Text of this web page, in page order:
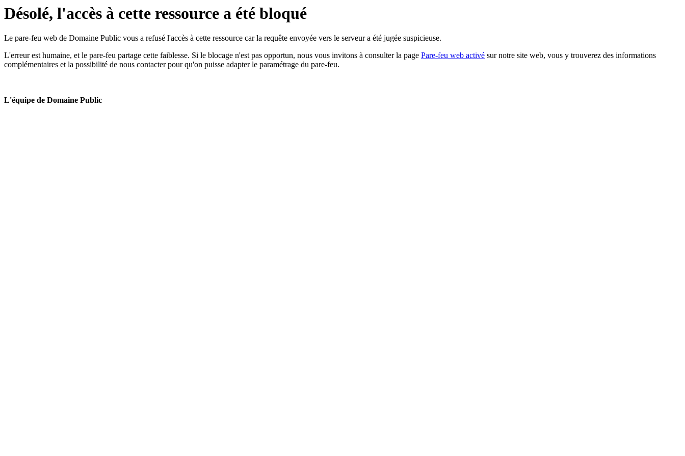
Désolé, l'accès à cette ressource a été bloqué
Le pare-feu web de Domaine Public vous a refusé l'accès à cette ressource car la requête envoyée vers le serveur a été jugée suspicieuse.
L'erreur est humaine, et le pare-feu partage cette faiblesse. Si le blocage n'est pas opportun, nous vous invitons à consulter la page Pare-feu web activé sur notre site web, vous y trouverez des informations
complémentaires et la possibilité de nous contacter pour qu'on puisse adapter le paramétrage du pare-feu.
L'équipe de Domaine Public